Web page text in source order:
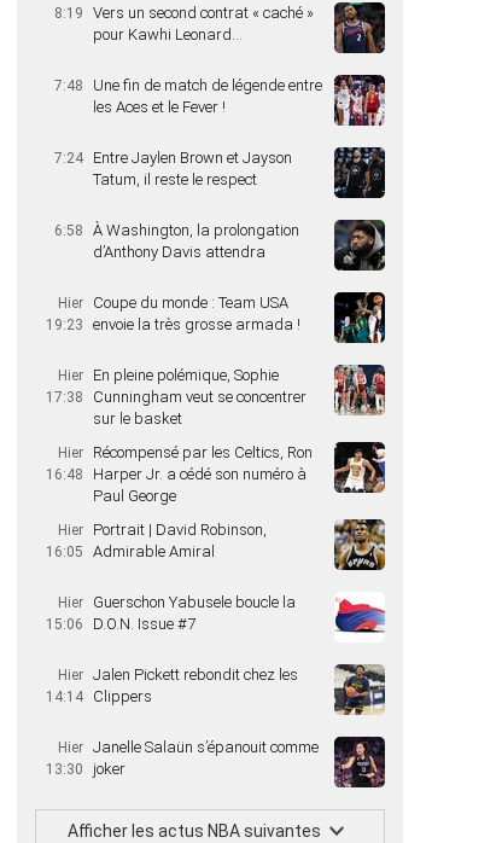
8:19
Vers un second contrat « caché »
pour Kawhi Leonard…
7:48
Une fin de match de légende entre
les Aces et le Fever !
7:24
Entre Jaylen Brown et Jayson
Tatum, il reste le respect
6:58
À Washington, la prolongation
d’Anthony Davis attendra
Hier
19:23
Coupe du monde : Team USA
envoie la très grosse armada !
Hier
17:38
En pleine polémique, Sophie
Cunningham veut se concentrer
sur le basket
Hier
16:48
Récompensé par les Celtics, Ron
Harper Jr. a cédé son numéro à
Paul George
Hier
16:05
Portrait | David Robinson,
Admirable Amiral
Hier
15:06
Guerschon Yabusele boucle la
D.O.N. Issue #7
Hier
14:14
Jalen Pickett rebondit chez les
Clippers
Hier
13:30
Janelle Salaün s’épanouit comme
joker
Afficher les actus NBA suivantes